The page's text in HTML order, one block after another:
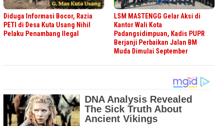
Diduga Informasi Bocor, Razia
PETI di Desa Kuta Usang Nihil
Pelaku Penambang Ilegal
LSM MASTENGG Gelar Aksi di
Kantor Wali Kota
Padangsidimpuan, Kadis PUPR
Berjanji Perbaikan Jalan BM
Muda Dimulai September